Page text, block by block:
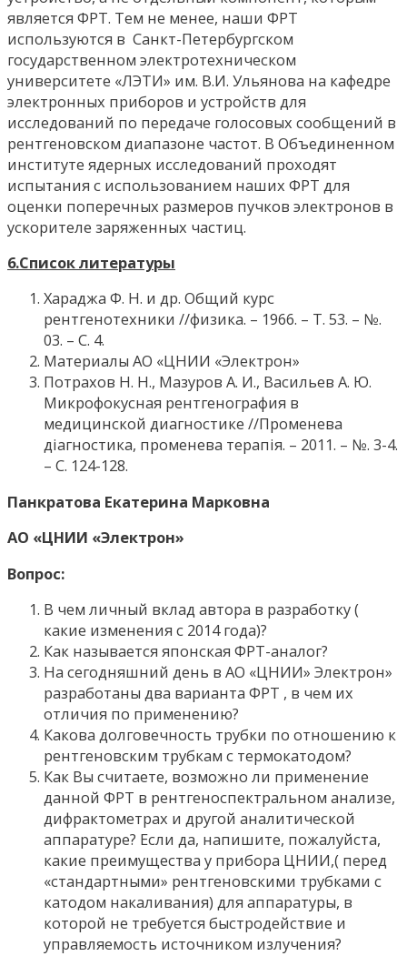
является ФРТ. Тем не менее, наши ФРТ
используются в Санкт-Петербургском
государственном электротехническом
университете «ЛЭТИ» им. В.И. Ульянова на кафедре
электронных приборов и устройств для
исследований по передаче голосовых сообщений в
рентгеновском диапазоне частот. В Объединенном
институте ядерных исследований проходят
испытания с использованием наших ФРТ для
оценки поперечных размеров пучков электронов в
ускорителе заряженных частиц.
6.Список литературы
Хараджа Ф. Н. и др. Общий курс
рентгенотехники //физика. – 1966. – Т. 53. – №.
03. – С. 4.
Материалы АО «ЦНИИ «Электрон»
Потрахов Н. Н., Мазуров А. И., Васильев А. Ю.
Микрофокусная рентгенография в
медицинской диагностике //Променева
діагностика, променева терапія. – 2011. – №. 3-4.
– С. 124-128.
Панкратова Екатерина Марковна
АО «ЦНИИ «Электрон»
Вопрос:
В чем личный вклад автора в разработку (
какие изменения с 2014 года)?
Как называется японская ФРТ-аналог?
На сегодняшний день в АО «ЦНИИ» Электрон»
разработаны два варианта ФРТ , в чем их
отличия по применению?
Какова долговечность трубки по отношению к
рентгеновским трубкам с термокатодом?
Как Вы считаете, возможно ли применение
данной ФРТ в рентгеноспектральном анализе,
дифрактометрах и другой аналитической
аппаратуре? Если да, напишите, пожалуйста,
какие преимущества у прибора ЦНИИ,( перед
«стандартными» рентгеновскими трубками с
катодом накаливания) для аппаратуры, в
которой не требуется быстродействие и
управляемость источником излучения?